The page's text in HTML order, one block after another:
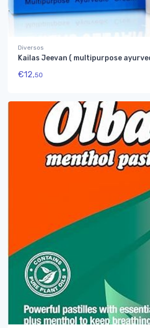
Diversos
Kailas Jeevan ( multipurpose
€12,50